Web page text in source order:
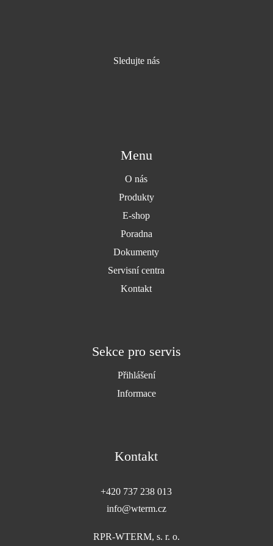
Sledujte nás
Menu
O nás
Produkty
E-shop
Poradna
Dokumenty
Servisní centra
Kontakt
Sekce pro servis
Přihlášení
Informace
Kontakt
+420 737 238 013
info@wterm.cz
RPR-WTERM, s. r. o.